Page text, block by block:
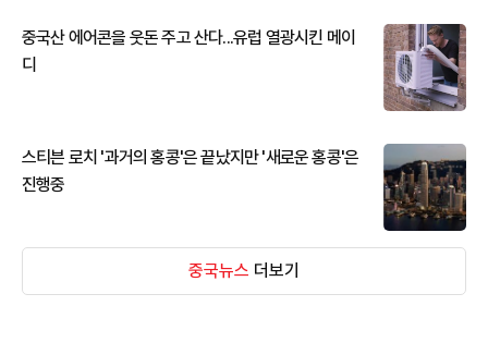
중국산 에어콘을 웃돈 주고 산다...유럽 열광시킨 메이
디
스티븐 로치 '과거의 홍콩'은 끝났지만 '새로운 홍콩'은
진행중
중국뉴스 더보기